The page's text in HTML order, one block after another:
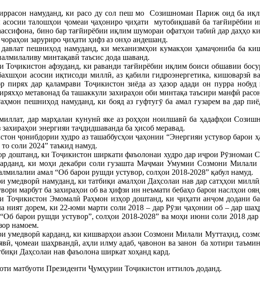
намуданд, ки расо ду сол пеш мо Созишномаи Париж оид ба
асосии талошҳои ҷомеаи ҷаҳониро ҷиҳати мутобиқшавӣ ба тағйирёбии
бино бар тағйирёбии иқлим шумораи офатҳои табиӣ дар даҳҳо
заруриро ҷиҳати ҳифз аз онҳо андешанд.
пешниҳод намуданд, ки механизмҳои кумакҳои ҳамаҷониба ба
минтақавӣ таъсис дода шаванд.
Тоҷикистон афзуданд, ки раванди тағйирёбии иқлим боиси обшавии
асосии иқтисоди миллӣ, аз қабили гидроэнергетика, кишоварзӣ
пирях дар қаламрави Тоҷикистон зиёда аз ҳазор адади он пурра
метавонад ба ташаккули захираҳои оби минтақа таъсири манфӣ
пешниҳод намуданд, ки бояд аз гуфтугӯ ба амал гузарем ва дар
дар марҳалаи кунунӣ яке аз роҳҳои ноилшавӣ ба ҳадафҳои
энергияи таҷдидшаванда ба ҳисоб меравад.
ҷонибдории худро аз ташаббусҳои ҷаҳонии “Энергияи устувор барои
соли 2024” таъкид намуд.
доштанд, ки Тоҷикистон ширкати фаъолонаи худро дар иҷрои Рӯзномаи
ки моҳи декабри соли гузашта Маҷмаи Умумии Созмони Милали
амал “Об барои рушди устувор, солҳои 2018-2028” қабул намуд.
умедворӣ намуданд, ки татбиқи амалҳои Даҳсолаи нав дар сатҳҳои
марбут ба захираҳои об ва ҳифзи ин неъмати бебаҳо барои наслҳои
Тоҷикистон Эмомалӣ Раҳмон изҳор доштанд, ки ҷиҳати анҷом додани
ният дорем, ки 22-юми марти соли 2018 – дар Рӯзи ҷаҳонии об – дар
барои рушди устувор”, солҳои 2018-2028” ва моҳи июни соли 2018
намоем.
умедворӣ карданд, ки кишварҳои аъзои Созмони Милали Муттаҳид,
ҷомеаи шаҳрвандӣ, аҳли илму адаб, ҷавонон ва занон ба хотири
Даҳсолаи нав фаъолона ширкат хоҳанд кард.
матбуоти Президенти Ҷумҳурии Тоҷикистон иттилоъ доданд.